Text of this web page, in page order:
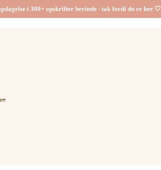
i 300+ opskrifter herinde - tak fordi du er her 🤍